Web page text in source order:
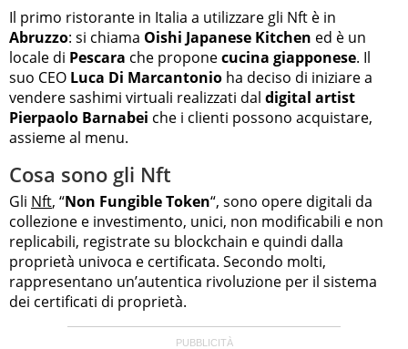
Il primo ristorante in Italia a utilizzare gli Nft è in
Abruzzo: si chiama Oishi Japanese Kitchen ed è un
locale di Pescara che proponecucina giapponese. Il
suo CEO Luca Di Marcantonio ha deciso di iniziare a
vendere sashimi virtuali realizzati dal digital artist
Pierpaolo Barnabei che i clienti possono acquistare,
assieme al menu.
Cosa sono gli Nft
Gli Nft, “Non Fungible Token“, sono opere digitali da
collezione e investimento, unici, non modificabili e non
replicabili, registrate su blockchain e quindi dalla
proprietà univoca e certificata. Secondo molti,
rappresentano un’autentica rivoluzione per il sistema
dei certificati di proprietà.